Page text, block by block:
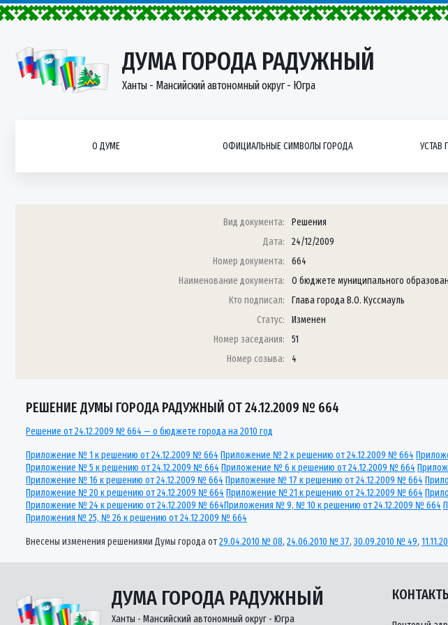
ДУМА ГОРОДА РАДУЖНЫЙ
Ханты - Мансийский автономный округ - Югра
О ДУМЕ ОФИЦИАЛЬНЫЕ СИМВОЛЫ ГОРОДА УСТАВ
Вид документа:
Решения
Дата:
24/12/2009
Номер документа:
664
Наименование документа:
О бюджете муниципального
Кто подписал:
Глава города В.О. Куссмауль
Статус:
Изменен
Номер заседания:
51
Номер созыва:
4
РЕШЕНИЕ ДУМЫ ГОРОДА РАДУЖНЫЙ ОТ 24.12.2009 № 664
Решение от 24.12.2009 № 664 — о бюджете города на 2010 год
Приложение № 1 к решению от 24.12.2009 № 664 Приложение № 2 к решению от 24.12.2009 № 664
Приложение № 5 к решению от 24.12.2009 № 664 Приложение № 6 к решению от 24.12.2009 № 664
Приложение № 16 к решению от 24.12.2009 № 664 Приложение № 17 к решению от 24.12.2009 № 664
Приложение № 20 к решению от 24.12.2009 № 664 Приложение № 21 к решению от 24.12.2009 № 664
Приложение № 24 к решению от 24.12.2009 № 664Приложения № 9, № 10 к решению от 24.12.2009 № 664
Приложения № 25, № 26 к решению от 24.12.2009 № 664
Внесены изменения решениями Думы города от29.04.2010 № 08, 24.06.2010 № 37, 30.09.2010 № 49,
ДУМА ГОРОДА РАДУЖНЫЙ
Ханты - Мансийский автономный округ - Югра